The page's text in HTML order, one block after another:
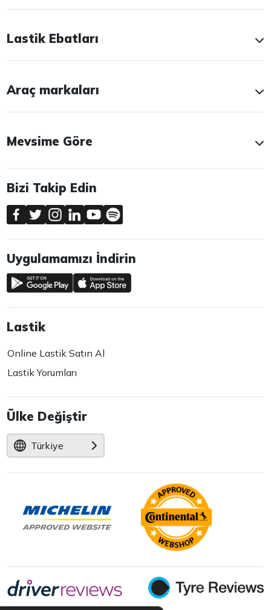
Lastik Ebatları
Araç markaları
Mevsime Göre
Bizi Takip Edin
Uygulamamızı İndirin
Lastik
Online Lastik Satın Al
Lastik Yorumları
Ülke Değiştir
Türkiye